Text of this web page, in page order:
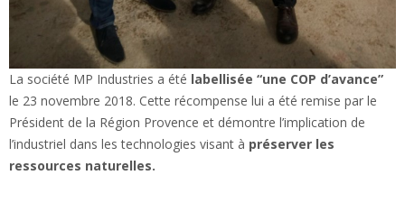
La société MP Industries a été labellisée “une COP d’avance”
le 23 novembre 2018. Cette récompense lui a été remise par le
Président de la Région Provence et démontre l’implication de
l’industriel dans les technologies visant à préserver les
ressources naturelles.